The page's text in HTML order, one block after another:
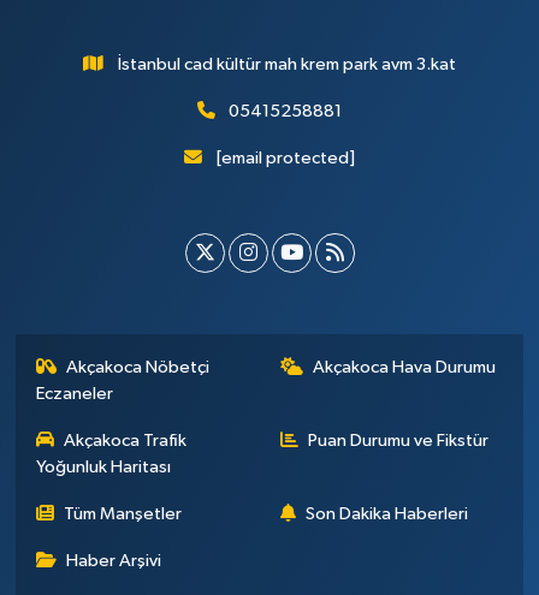
İstanbul cad kültür mah krem park avm 3.kat
05415258881
[email protected]
Akçakoca Nöbetçi
Eczaneler
Akçakoca Hava Durumu
Akçakoca Trafik
Yoğunluk Haritası
Puan Durumu ve Fikstür
Tüm Manşetler Son Dakika Haberleri
Haber Arşivi